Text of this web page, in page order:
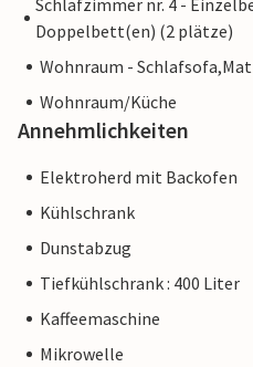
Schlafzimmer nr. 4 -
Doppelbett(en) (2 plätze)
Wohnraum -
Wohnraum/Küche
Annehmlichkeiten
Elektroherd mit Backofen
Kühlschrank
Dunstabzug
Tiefkühlschrank : 400 Liter
Kaffeemaschine
Mikrowelle